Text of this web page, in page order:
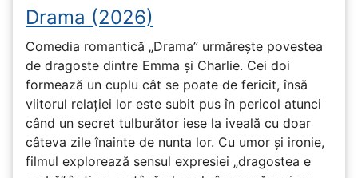
Drama (2026)
Comedia romantică „Drama” urmărește povestea
de dragoste dintre Emma și Charlie. Cei doi
formează un cuplu cât se poate de fericit, însă
viitorul relației lor este subit pus în pericol atunci
când un secret tulburător iese la iveală cu doar
câteva zile înainte de nunta lor. Cu umor și ironie,
filmul explorează sensul expresiei „dragostea e